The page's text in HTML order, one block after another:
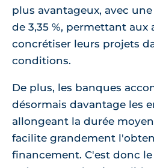
plus avantageux, avec
de 3,35 %, permettant aux
concrétiser leurs projets
conditions.
De plus, les banques
désormais davantage les
allongeant la durée
facilite grandement
financement. C'est donc